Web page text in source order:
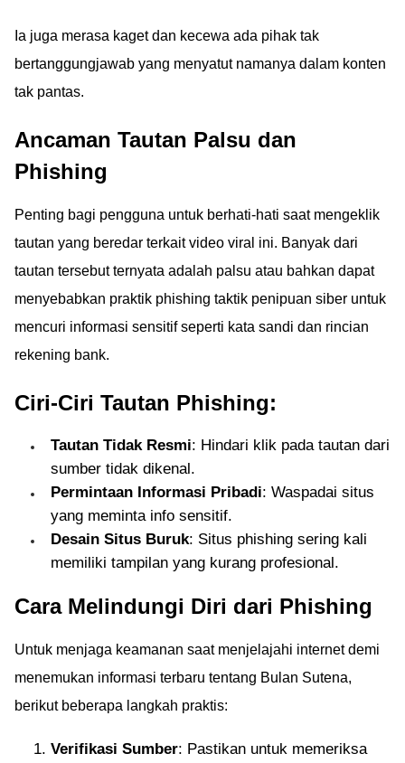
Ia juga merasa kaget dan kecewa ada pihak tak
bertanggungjawab yang menyatut namanya dalam konten
tak pantas.
Ancaman Tautan Palsu dan
Phishing
Penting bagi pengguna untuk berhati-hati saat mengeklik
tautan yang beredar terkait video viral ini. Banyak dari
tautan tersebut ternyata adalah palsu atau bahkan dapat
menyebabkan praktik phishing taktik penipuan siber untuk
mencuri informasi sensitif seperti kata sandi dan rincian
rekening bank.
Ciri-Ciri Tautan Phishing:
Tautan Tidak Resmi: Hindari klik pada tautan dari
sumber tidak dikenal.
Permintaan Informasi Pribadi: Waspadai situs
yang meminta info sensitif.
Desain Situs Buruk: Situs phishing sering kali
memiliki tampilan yang kurang profesional.
Cara Melindungi Diri dari Phishing
Untuk menjaga keamanan saat menjelajahi internet demi
menemukan informasi terbaru tentang Bulan Sutena,
berikut beberapa langkah praktis:
Verifikasi Sumber: Pastikan untuk memeriksa